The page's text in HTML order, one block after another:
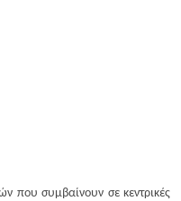
που συμβαίνουν σε κεντρικές